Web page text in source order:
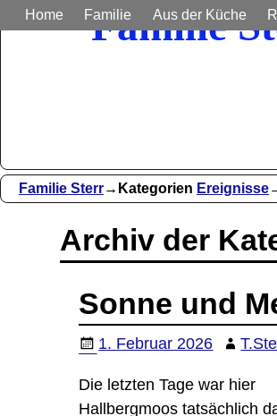
Home Familie Aus der Küche
Familie
Familie Sterr→Kategorien Ereignisse
Archiv der
Sonne und
1. Februar 2026
Die letzten Tage war hier
Hallbergmoos tatsächlich